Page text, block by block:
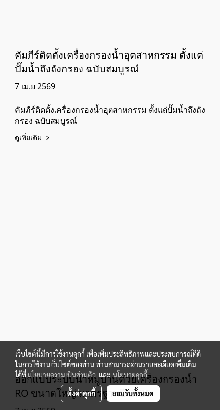
คัมภีร์ติดตั้งเครื่องกรองน้ำอุตสาหกรรม ตั้งแต่
ปั๊มน้ำถึงถังกรอง ฉบับสมบูรณ์
7 เม.ย 2569
คัมภีร์ติดตั้งเครื่องกรองน้ำอุตสาหกรรม ตั้งแต่ปั๊มน้ำถึงถัง
กรอง ฉบับสมบูรณ์
ดูเพิ่มเติม
ออกแบบระบบน้ำหมู่บ้านด้วยเครื่องกรองน้ำ
RO ขนาดใหญ่ มาตรฐานปี 2026
เว็บไซต์นี้มีการใช้งานคุกกี้ เพื่อเพิ่มประสิทธิภาพและประสบการณ์ที่ดี
ในการใช้งานเว็บไซต์ของท่าน ท่านสามารถอ่านรายละเอียดเพิ่มเติม
ได้ที่นโยบายความเป็นส่วนตัว และ นโยบายคุกกี้
ตั้งค่าคุกกี้ ยอมรับทั้งหมด